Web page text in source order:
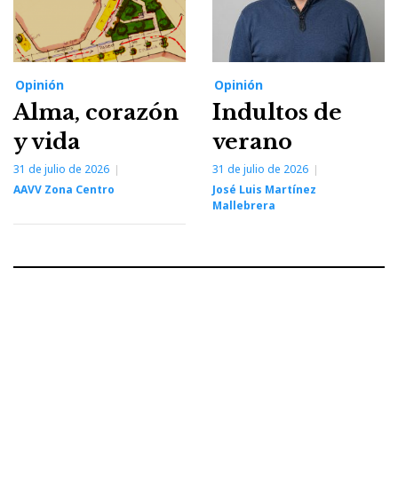
Opinión
Alma, corazón
y vida
31 de julio de 2026
AAVV Zona Centro
Opinión
Indultos de
verano
31 de julio de 2026
José Luis Martínez
Mallebrera